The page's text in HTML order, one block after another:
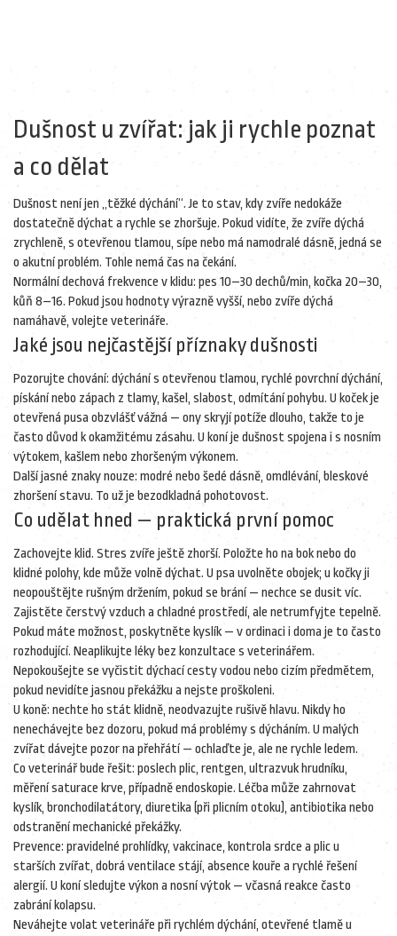
Dušnost u zvířat: jak ji rychle poznat
a co dělat
Dušnost není jen „těžké dýchání“. Je to stav, kdy zvíře nedokáže
dostatečně dýchat a rychle se zhoršuje. Pokud vidíte, že zvíře dýchá
zrychleně, s otevřenou tlamou, sípe nebo má namodralé dásně, jedná se
o akutní problém. Tohle nemá čas na čekání.
Normální dechová frekvence v klidu: pes 10–30 dechů/min, kočka 20–30,
kůň 8–16. Pokud jsou hodnoty výrazně vyšší, nebo zvíře dýchá
namáhavě, volejte veterináře.
Jaké jsou nejčastější příznaky dušnosti
Pozorujte chování: dýchání s otevřenou tlamou, rychlé povrchní dýchání,
pískání nebo zápach z tlamy, kašel, slabost, odmítání pohybu. U koček je
otevřená pusa obzvlášť vážná — ony skryjí potíže dlouho, takže to je
často důvod k okamžitému zásahu. U koní je dušnost spojena i s nosním
výtokem, kašlem nebo zhoršeným výkonem.
Další jasné znaky nouze: modré nebo šedé dásně, omdlévání, bleskové
zhoršení stavu. To už je bezodkladná pohotovost.
Co udělat hned — praktická první pomoc
Zachovejte klid. Stres zvíře ještě zhorší. Položte ho na bok nebo do
klidné polohy, kde může volně dýchat. U psa uvolněte obojek; u kočky ji
neopouštějte rušným držením, pokud se brání — nechce se dusit víc.
Zajistěte čerstvý vzduch a chladné prostředí, ale netrumfyjte tepelně.
Pokud máte možnost, poskytněte kyslík — v ordinaci i doma je to často
rozhodující. Neaplikujte léky bez konzultace s veterinářem.
Nepokoušejte se vyčistit dýchací cesty vodou nebo cizím předmětem,
pokud nevidíte jasnou překážku a nejste proškoleni.
U koně: nechte ho stát klidně, neodvazujte rušivě hlavu. Nikdy ho
nenechávejte bez dozoru, pokud má problémy s dýcháním. U malých
zvířat dávejte pozor na přehřátí — ochlaďte je, ale ne rychle ledem.
Co veterinář bude řešit: poslech plic, rentgen, ultrazvuk hrudníku,
měření saturace krve, případně endoskopie. Léčba může zahrnovat
kyslík, bronchodilatátory, diuretika (při plicním otoku), antibiotika nebo
odstranění mechanické překážky.
Prevence: pravidelné prohlídky, vakcinace, kontrola srdce a plic u
starších zvířat, dobrá ventilace stájí, absence kouře a rychlé řešení
alergií. U koní sledujte výkon a nosní výtok — včasná reakce často
zabrání kolapsu.
Neváhejte volat veterináře při rychlém dýchání, otevřené tlamě u